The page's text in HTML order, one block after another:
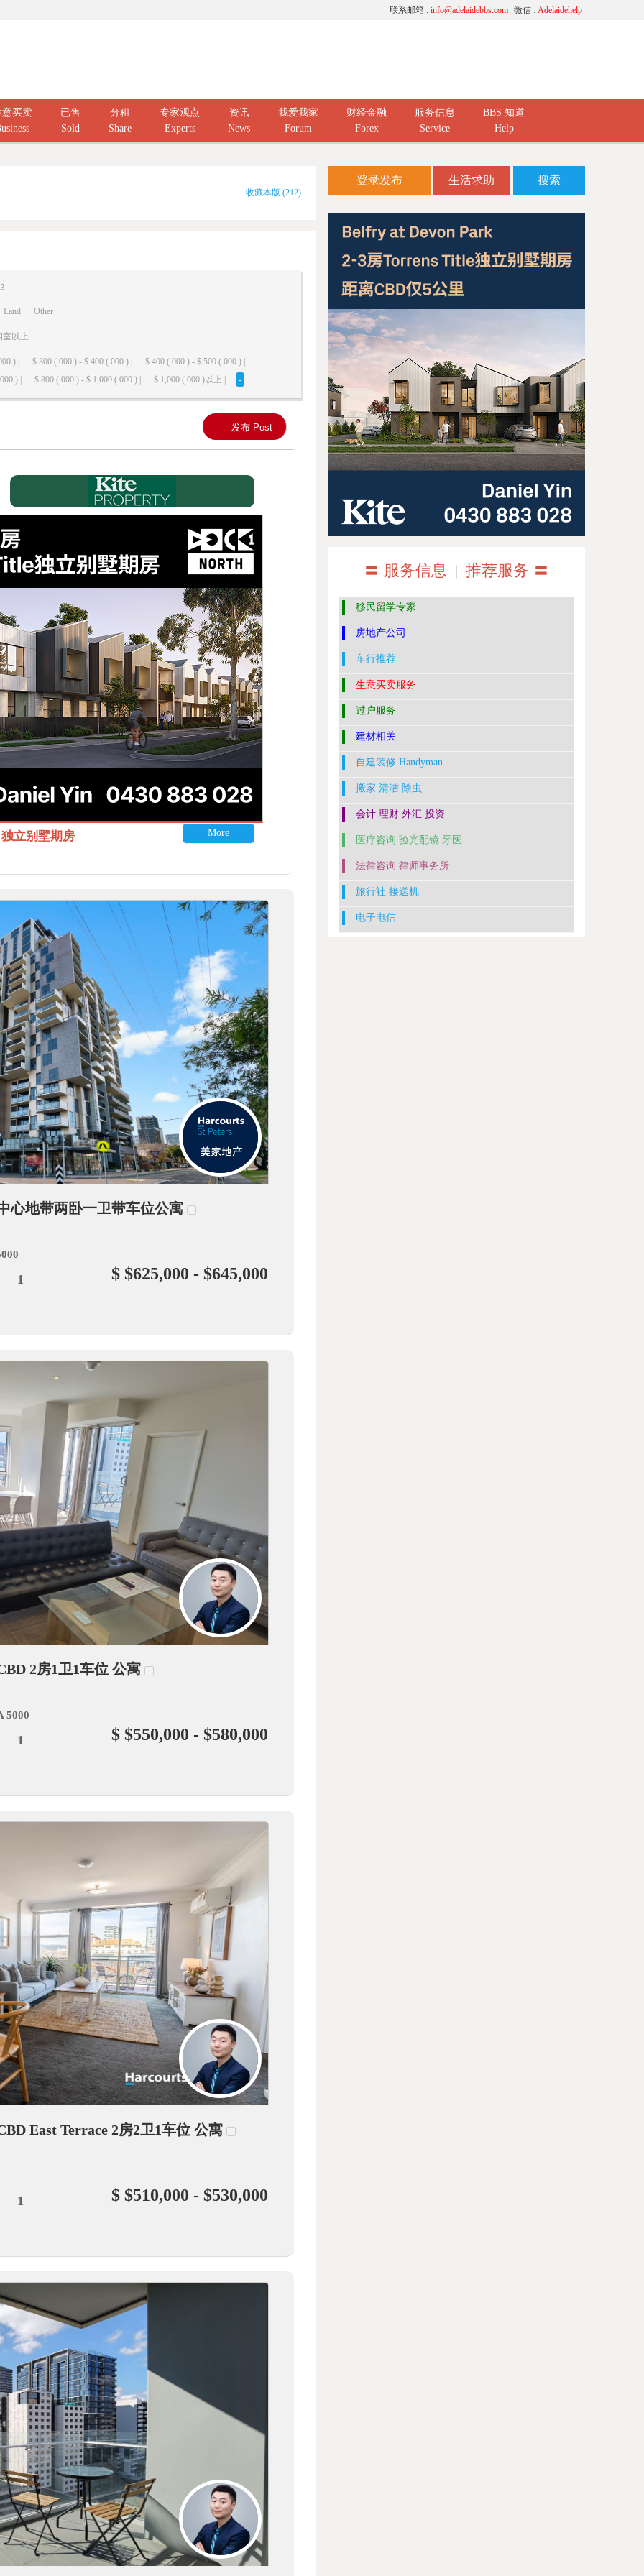
微信 : Adelaidehelp
联系邮箱 : info@adelaidebbs.com
意买卖
已售
Sold
分租
Share
专家观点
Experts
资讯
News
我爱我家
Forum
财经金融
Forex
服务信息
Service
BBS 知道
Help
收藏本版 (212)
Land Other
室以上
) | $ 300 ( 000 ) - $ 400 ( 000 ) |
$ 400 ( 000 ) - $ 500 ( 000 ) |
) |
$ 800 ( 000 ) - $ 1,000 ( 000 ) | $ 1,000 ( 000 )以上 | -
发布 Post
立别墅期房 More
心地带两卧一卫带车位公寓
1 $ $625,000 - $645,000
2房1卫1车位 公寓
5000
1 $ $550,000 - $580,000
East Terrace 2房2卫1车位 公寓
1 $ $510,000 - $530,000
登录发布 生活求助 搜索
〓 服务信息 | 推荐服务 〓
移民留学专家
房地产公司
车行推荐
生意买卖服务
过户服务
建材相关
自建装修 Handyman
搬家 清洁 除虫
会计 理财 外汇 投资
医疗咨询 验光配镜 牙医
法律咨询 律师事务所
旅行社 接送机
电子电信